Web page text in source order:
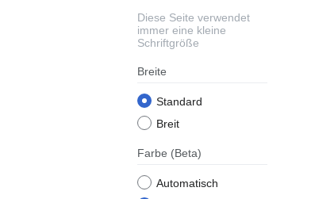
Diese Seite verwendet
immer eine kleine
Schriftgröße
Breite
Standard
Breit
Farbe (Beta)
Automatisch